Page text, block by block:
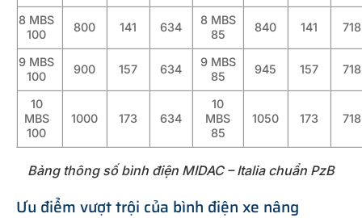
8 MBS
100
800 141 634
8 MBS
85
840 141 718
9 MBS
100
900 157 634
9 MBS
85
945 157 718
10
MBS
100
1000 173 634
10
MBS
85
1050 173 718
Bảng thông số bình điện MIDAC – Italia chuẩn PzB
Ưu điểm vượt trội của bình điện xe nâng